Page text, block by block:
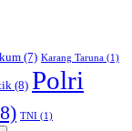
(7) Karang Taruna (1)
(8) Polri
TNI (1)